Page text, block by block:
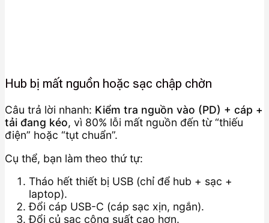
Hub bị mất nguồn hoặc sạc chập chờn
Câu trả lời nhanh: Kiểm tra nguồn vào (PD) + cáp +
tải đang kéo, vì 80% lỗi mất nguồn đến từ “thiếu
điện” hoặc “tụt chuẩn”.
Cụ thể, bạn làm theo thứ tự:
Tháo hết thiết bị USB (chỉ để hub + sạc +
laptop).
Đổi cáp USB-C (cáp sạc xịn, ngắn).
Đổi củ sạc công suất cao hơn.